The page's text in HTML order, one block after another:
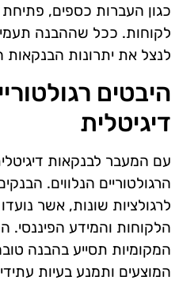
כגון העברות כספים, פתיחת
לקוחות. ככל שההבנה
לנצל את יתרונות הבנקאות
היבטים
דיגיטלית
עם המעבר לבנקאות
הרגולטוריים הנלווים.
לרגולציות שונות, אשר
הלקוחות והמידע הפיננסי.
המקומיות תסייע בהבנה
המוצעים ותמנע בעיות